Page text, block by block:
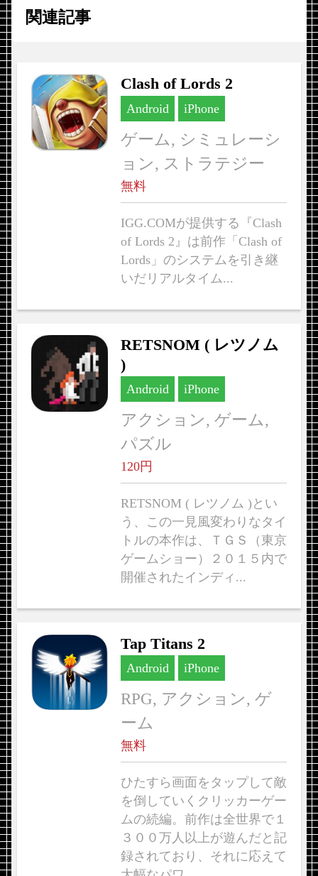
関連記事
Clash of Lords 2
Android iPhone
ゲーム, シミュレーシ
ョン, ストラテジー
無料
IGG.COMが提供する『Clash
of Lords 2』は前作「Clash of
Lords」のシステムを引き継
いだリアルタイム...
RETSNOM ( レツノム
)
Android iPhone
アクション, ゲーム,
パズル
120円
RETSNOM ( レツノム )とい
う、この一見風変わりなタイ
トルの本作は、ＴＧＳ（東京
ゲームショー）２０１５内で
開催されたインディ...
Tap Titans 2
Android iPhone
RPG, アクション, ゲ
ーム
無料
ひたすら画面をタップして敵
を倒していくクリッカーゲー
ムの続編。前作は全世界で１
３００万人以上が遊んだと記
録されており、それに応えて